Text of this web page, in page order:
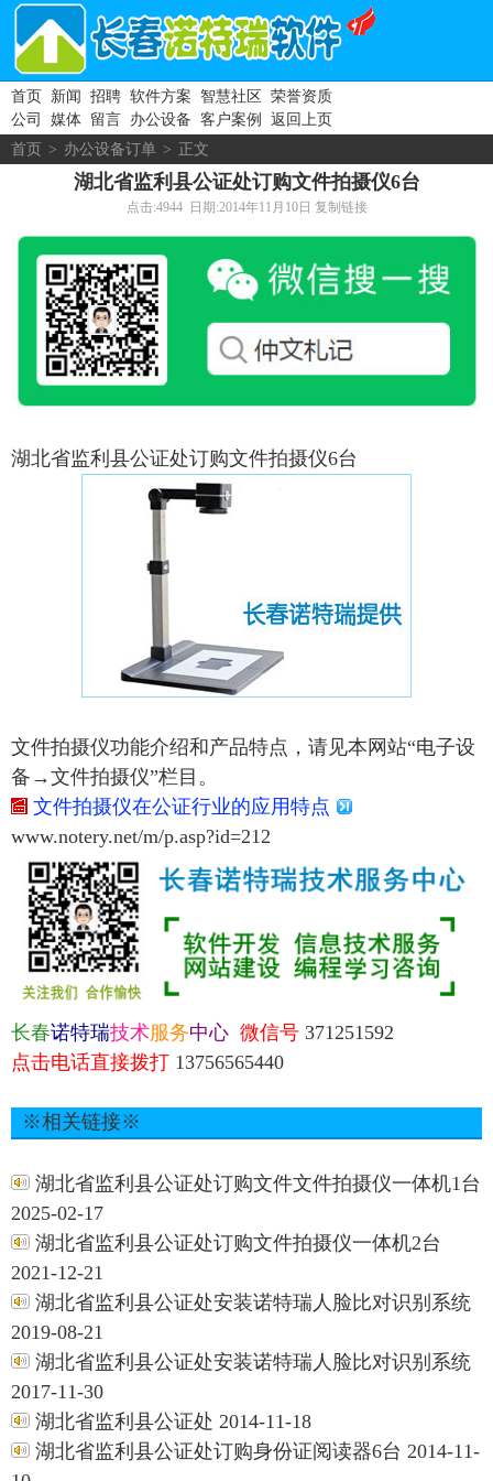
首页 新闻 招聘 软件方案 智慧社区 荣誉资质
公司
媒体 留言 办公设备 客户案例
返回上页
首页 > 办公设备订单 > 正文
湖北省监利县公证处订购文件拍摄仪6台
点击:4944 日期:2014年11月10日 复制链接
湖北省监利县公证处订购文件拍摄仪6台
文件拍摄仪功能介绍和产品特点，请见本网站“电子设
备→文件拍摄仪”栏目。
文件拍摄仪在公证行业的应用特点
www.notery.net/m/p.asp?id=212
长春诺特瑞技术服务中心 微信号 371251592
点击电话直接拨打 13756565440
※相关链接※
湖北省监利县公证处订购文件文件拍摄仪一体机1台
2025-02-17
湖北省监利县公证处订购文件拍摄仪一体机2台
2021-12-21
湖北省监利县公证处安装诺特瑞人脸比对识别系统
2019-08-21
湖北省监利县公证处安装诺特瑞人脸比对识别系统
2017-11-30
湖北省监利县公证处 2014-11-18
湖北省监利县公证处订购身份证阅读器6台 2014-11-